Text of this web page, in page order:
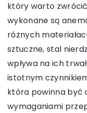
który warto
wykonane są
różnych
sztuczne, stal
wpływa na ich
istotnym
która powinna być
wymaganiami